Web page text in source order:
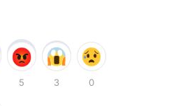
5 3 0